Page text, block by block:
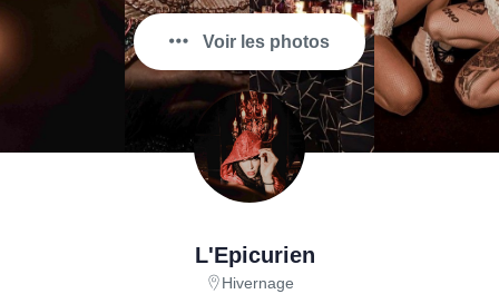
Voir les photos
L'Epicurien
Hivernage